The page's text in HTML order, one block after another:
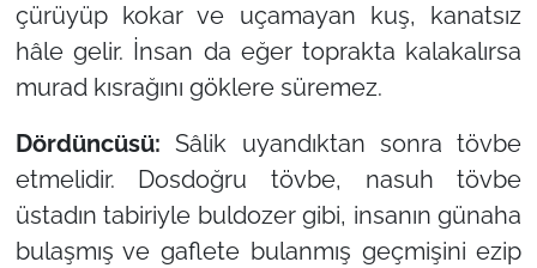
çürüyüp kokar ve uçamayan kuş, kanatsız
hâle gelir. İnsan da eğer toprakta kalakalırsa
murad kısrağını göklere süremez.
Dördüncüsü:Sâlik uyandıktan sonra tövbe
etmelidir. Dosdoğru tövbe, nasuh tövbe
üstadın tabiriyle buldozer gibi, insanın günaha
bulaşmış ve gaflete bulanmış geçmişini ezip